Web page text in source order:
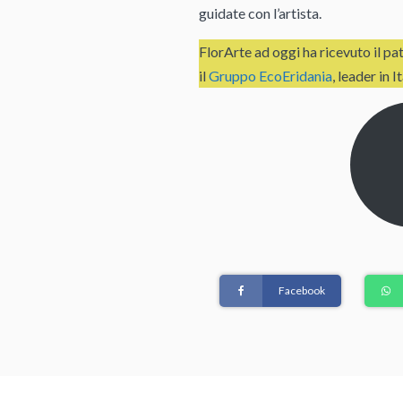
guidate con l’artista.
FlorArte ad oggi ha ricevuto il
ilGruppo EcoEridania, leader in
Facebook